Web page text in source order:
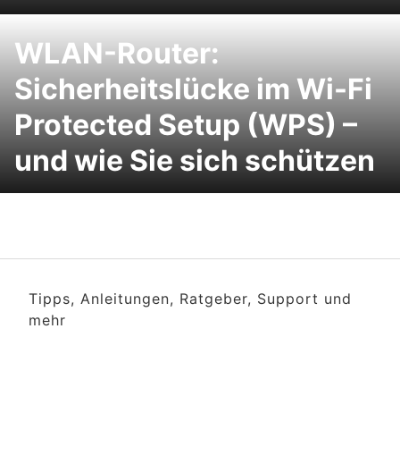
WLAN-Router:
Sicherheitslücke im Wi-Fi
Protected Setup (WPS) –
und wie Sie sich schützen
Tipps, Anleitungen, Ratgeber, Support und
mehr